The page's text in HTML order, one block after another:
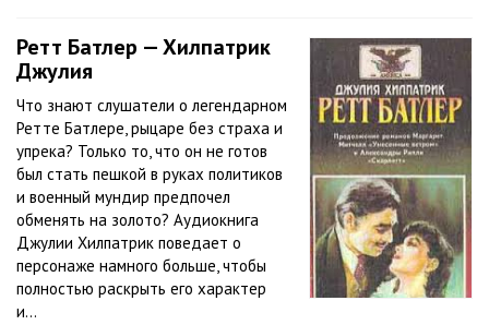
Ретт Батлер — Хилпатрик
Джулия
Что знают слушатели о легендарном
Ретте Батлере, рыцаре без страха и
упрека? Только то, что он не готов
был стать пешкой в руках политиков
и военный мундир предпочел
обменять на золото? Аудиокнига
Джулии Хилпатрик поведает о
персонаже намного больше, чтобы
полностью раскрыть его характер
и...